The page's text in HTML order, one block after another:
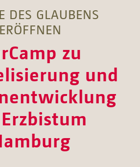
DES GLAUBENS
ERÖFFNEN
zu
und